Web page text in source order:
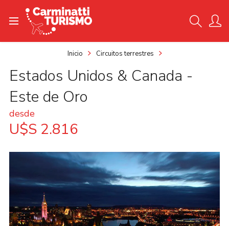
Inicio Circuitos terrestres
Estados Unidos & Canada -
Este de Oro
desde
U$S 2.816